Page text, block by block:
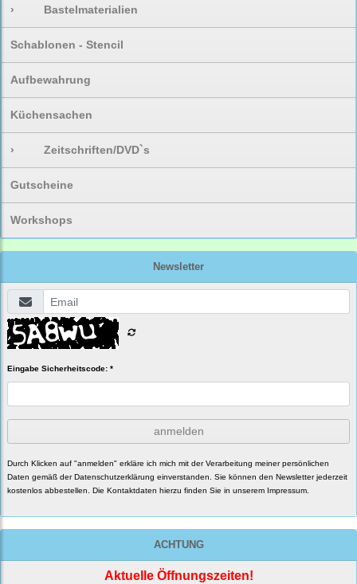
› Bastelmaterialien
Schablonen - Stencil
Aufbewahrung
Küchensachen
› Zeitschriften/DVD`s
Gutscheine
Workshops
Newsletter
Eingabe Sicherheitscode: *
anmelden
Durch Klicken auf "anmelden" erkläre ich mich mit der Verarbeitung meiner persönlichen
Daten gemäß der Datenschutzerklärung einverstanden. Sie können den Newsletter jederzeit
kostenlos abbestellen. Die Kontaktdaten hierzu finden Sie in unserem Impressum.
ACHTUNG
Aktuelle Öffnungszeiten!